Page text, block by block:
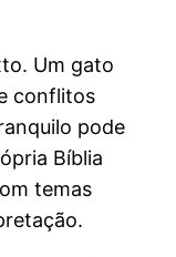
Um gato
conflitos
pode
Bíblia
temas